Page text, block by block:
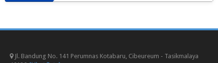
Jl. Bandung No. 141 Perumnas Kotabaru, Cibeureum - Tasikmalaya